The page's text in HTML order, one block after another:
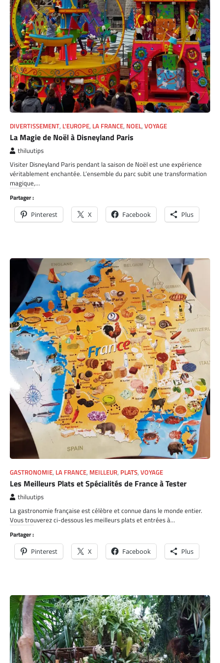
DIVERTISSEMENT, L'EUROPE, LA FRANCE, NOEL, VOYAGE
La Magie de Noël à Disneyland Paris
thiluutips
Visiter Disneyland Paris pendant la saison de Noël est une expérience
véritablement enchantée. L’ensemble du parc subit une transformation
magique,…
Partager :
Pinterest X Facebook Plus
GASTRONOMIE, LA FRANCE, MEILLEUR, PLATS, VOYAGE
Les Meilleurs Plats et Spécialités de France à Tester
thiluutips
La gastronomie française est célèbre et connue dans le monde entier.
Vous trouverez ci-dessous les meilleurs plats et entrées à…
Partager :
Pinterest X Facebook Plus